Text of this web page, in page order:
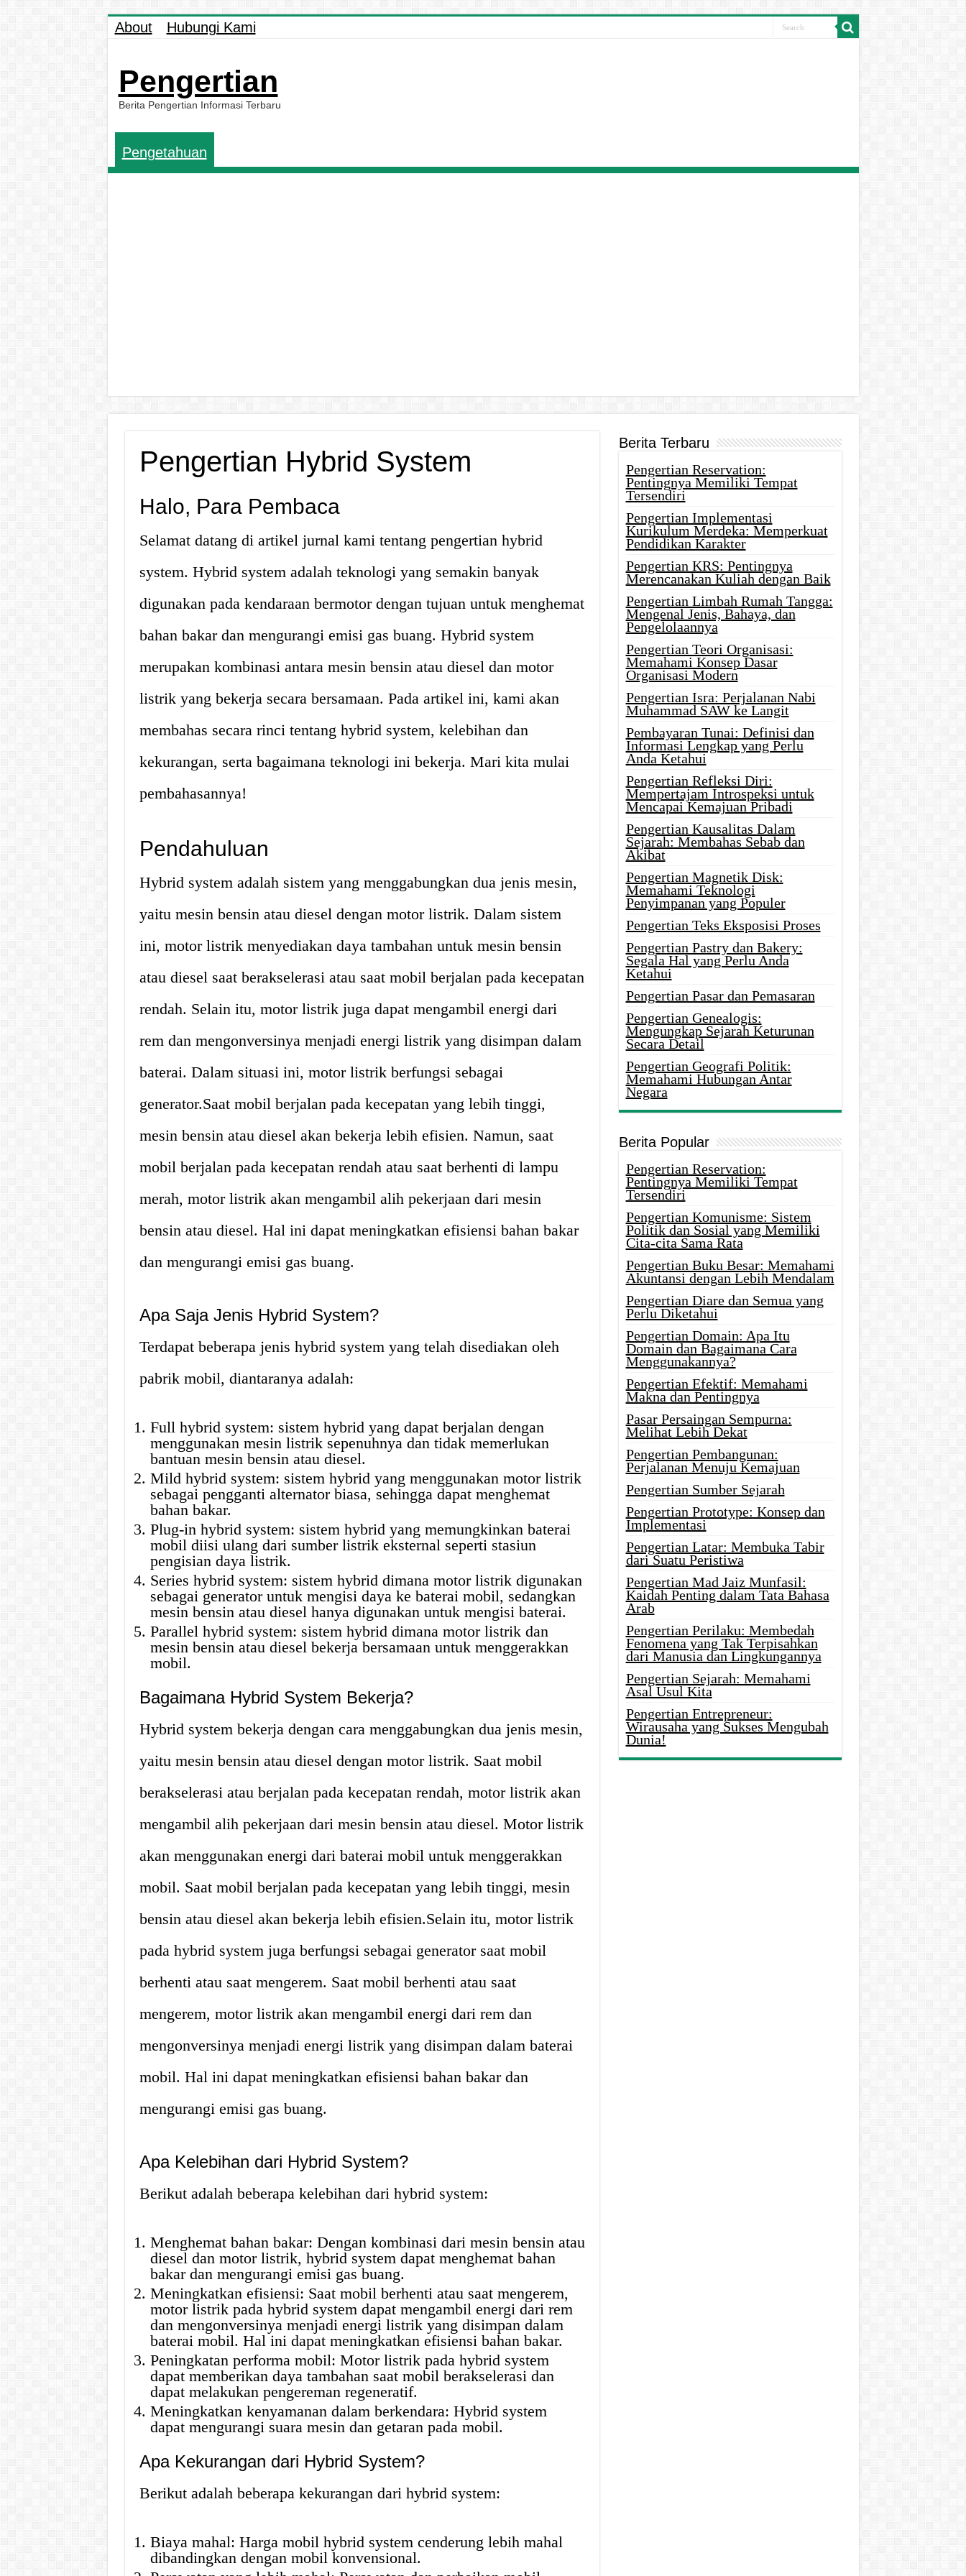
About Hubungi Kami
Pengertian
Berita Pengertian Informasi Terbaru
Pengetahuan
Pengertian Hybrid System
Halo, Para Pembaca
Selamat datang di artikel jurnal kami tentang pengertian hybrid
system. Hybrid system adalah teknologi yang semakin banyak
digunakan pada kendaraan bermotor dengan tujuan untuk menghemat
bahan bakar dan mengurangi emisi gas buang. Hybrid system
merupakan kombinasi antara mesin bensin atau diesel dan motor
listrik yang bekerja secara bersamaan. Pada artikel ini, kami akan
membahas secara rinci tentang hybrid system, kelebihan dan
kekurangan, serta bagaimana teknologi ini bekerja. Mari kita mulai
pembahasannya!
Pendahuluan
Hybrid system adalah sistem yang menggabungkan dua jenis mesin,
yaitu mesin bensin atau diesel dengan motor listrik. Dalam sistem
ini, motor listrik menyediakan daya tambahan untuk mesin bensin
atau diesel saat berakselerasi atau saat mobil berjalan pada kecepatan
rendah. Selain itu, motor listrik juga dapat mengambil energi dari
rem dan mengonversinya menjadi energi listrik yang disimpan dalam
baterai. Dalam situasi ini, motor listrik berfungsi sebagai
generator.Saat mobil berjalan pada kecepatan yang lebih tinggi,
mesin bensin atau diesel akan bekerja lebih efisien. Namun, saat
mobil berjalan pada kecepatan rendah atau saat berhenti di lampu
merah, motor listrik akan mengambil alih pekerjaan dari mesin
bensin atau diesel. Hal ini dapat meningkatkan efisiensi bahan bakar
dan mengurangi emisi gas buang.
Apa Saja Jenis Hybrid System?
Terdapat beberapa jenis hybrid system yang telah disediakan oleh
pabrik mobil, diantaranya adalah:
Full hybrid system: sistem hybrid yang dapat berjalan dengan
menggunakan mesin listrik sepenuhnya dan tidak memerlukan
bantuan mesin bensin atau diesel.
Mild hybrid system: sistem hybrid yang menggunakan motor listrik
sebagai pengganti alternator biasa, sehingga dapat menghemat
bahan bakar.
Plug-in hybrid system: sistem hybrid yang memungkinkan baterai
mobil diisi ulang dari sumber listrik eksternal seperti stasiun
pengisian daya listrik.
Series hybrid system: sistem hybrid dimana motor listrik digunakan
sebagai generator untuk mengisi daya ke baterai mobil, sedangkan
mesin bensin atau diesel hanya digunakan untuk mengisi baterai.
Parallel hybrid system: sistem hybrid dimana motor listrik dan
mesin bensin atau diesel bekerja bersamaan untuk menggerakkan
mobil.
Bagaimana Hybrid System Bekerja?
Hybrid system bekerja dengan cara menggabungkan dua jenis mesin,
yaitu mesin bensin atau diesel dengan motor listrik. Saat mobil
berakselerasi atau berjalan pada kecepatan rendah, motor listrik akan
mengambil alih pekerjaan dari mesin bensin atau diesel. Motor listrik
akan menggunakan energi dari baterai mobil untuk menggerakkan
mobil. Saat mobil berjalan pada kecepatan yang lebih tinggi, mesin
bensin atau diesel akan bekerja lebih efisien.Selain itu, motor listrik
pada hybrid system juga berfungsi sebagai generator saat mobil
berhenti atau saat mengerem. Saat mobil berhenti atau saat
mengerem, motor listrik akan mengambil energi dari rem dan
mengonversinya menjadi energi listrik yang disimpan dalam baterai
mobil. Hal ini dapat meningkatkan efisiensi bahan bakar dan
mengurangi emisi gas buang.
Apa Kelebihan dari Hybrid System?
Berikut adalah beberapa kelebihan dari hybrid system:
Menghemat bahan bakar: Dengan kombinasi dari mesin bensin atau
diesel dan motor listrik, hybrid system dapat menghemat bahan
bakar dan mengurangi emisi gas buang.
Meningkatkan efisiensi: Saat mobil berhenti atau saat mengerem,
motor listrik pada hybrid system dapat mengambil energi dari rem
dan mengonversinya menjadi energi listrik yang disimpan dalam
baterai mobil. Hal ini dapat meningkatkan efisiensi bahan bakar.
Peningkatan performa mobil: Motor listrik pada hybrid system
dapat memberikan daya tambahan saat mobil berakselerasi dan
dapat melakukan pengereman regeneratif.
Meningkatkan kenyamanan dalam berkendara: Hybrid system
dapat mengurangi suara mesin dan getaran pada mobil.
Apa Kekurangan dari Hybrid System?
Berikut adalah beberapa kekurangan dari hybrid system:
Biaya mahal: Harga mobil hybrid system cenderung lebih mahal
dibandingkan dengan mobil konvensional.
Berita Terbaru
Pengertian Reservation:
Pentingnya Memiliki Tempat
Tersendiri
Pengertian Implementasi
Kurikulum Merdeka: Memperkuat
Pendidikan Karakter
Pengertian KRS: Pentingnya
Merencanakan Kuliah dengan Baik
Pengertian Limbah Rumah Tangga:
Mengenal Jenis, Bahaya, dan
Pengelolaannya
Pengertian Teori Organisasi:
Memahami Konsep Dasar
Organisasi Modern
Pengertian Isra: Perjalanan Nabi
Muhammad SAW ke Langit
Pembayaran Tunai: Definisi dan
Informasi Lengkap yang Perlu
Anda Ketahui
Pengertian Refleksi Diri:
Mempertajam Introspeksi untuk
Mencapai Kemajuan Pribadi
Pengertian Kausalitas Dalam
Sejarah: Membahas Sebab dan
Akibat
Pengertian Magnetik Disk:
Memahami Teknologi
Penyimpanan yang Populer
Pengertian Teks Eksposisi Proses
Pengertian Pastry dan Bakery:
Segala Hal yang Perlu Anda
Ketahui
Pengertian Pasar dan Pemasaran
Pengertian Genealogis:
Mengungkap Sejarah Keturunan
Secara Detail
Pengertian Geografi Politik:
Memahami Hubungan Antar
Negara
Berita Popular
Pengertian Reservation:
Pentingnya Memiliki Tempat
Tersendiri
Pengertian Komunisme: Sistem
Politik dan Sosial yang Memiliki
Cita-cita Sama Rata
Pengertian Buku Besar: Memahami
Akuntansi dengan Lebih Mendalam
Pengertian Diare dan Semua yang
Perlu Diketahui
Pengertian Domain: Apa Itu
Domain dan Bagaimana Cara
Menggunakannya?
Pengertian Efektif: Memahami
Makna dan Pentingnya
Pasar Persaingan Sempurna:
Melihat Lebih Dekat
Pengertian Pembangunan:
Perjalanan Menuju Kemajuan
Pengertian Sumber Sejarah
Pengertian Prototype: Konsep dan
Implementasi
Pengertian Latar: Membuka Tabir
dari Suatu Peristiwa
Pengertian Mad Jaiz Munfasil:
Kaidah Penting dalam Tata Bahasa
Arab
Pengertian Perilaku: Membedah
Fenomena yang Tak Terpisahkan
dari Manusia dan Lingkungannya
Pengertian Sejarah: Memahami
Asal Usul Kita
Pengertian Entrepreneur:
Wirausaha yang Sukses Mengubah
Dunia!